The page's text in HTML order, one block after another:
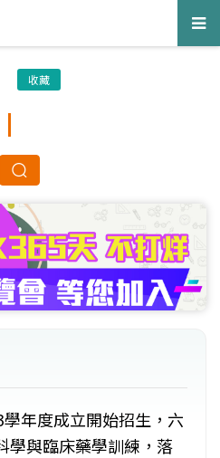
收藏
年度成立開始招生，六
學與臨床藥學訓練，落